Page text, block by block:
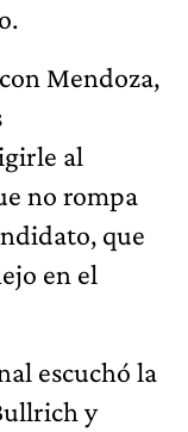
Mendoza,
al
no rompa
que
en el
escuchó la
y